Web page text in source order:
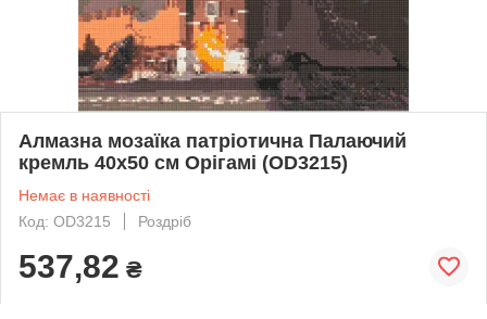
Алмазна мозаїка патріотична Палаючий
кремль 40х50 см Орігамі (OD3215)
Немає в наявності
Код: OD3215
Роздріб
537,82 ₴